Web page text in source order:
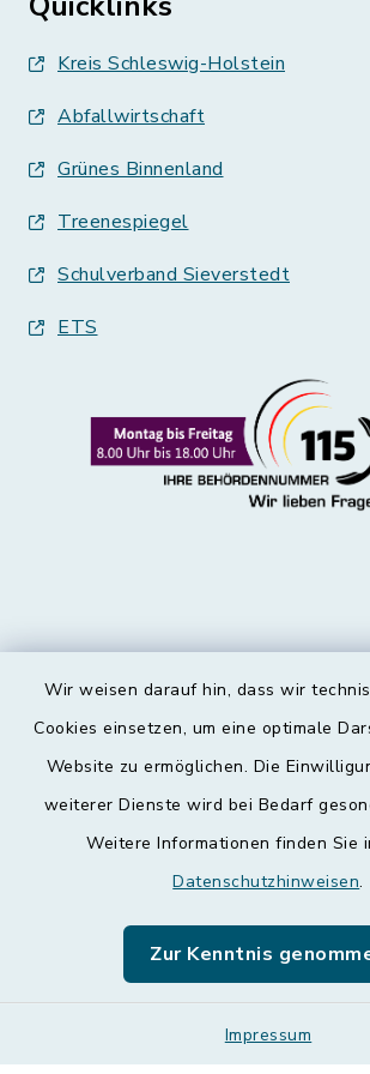
Wir weisen darauf hin, dass wir
Cookies einsetzen, um eine optimale
Website zu ermöglichen. Die
weiterer Dienste wird bei Bedarf
Weitere Informationen finden Sie
Datenschutzhinweisen.
Zur Kenntnis
Impressum
Kreis Schleswig-Holstein
Abfallwirtschaft
Grünes Binnenland
Treenespiegel
Schulverband Sieverstedt
ETS
Kontakt
Datenschutz
Leichte Sprache
Sitemap